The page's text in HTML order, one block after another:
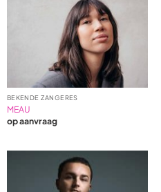
BEKENDE ZANGERES
MEAU
op aanvraag